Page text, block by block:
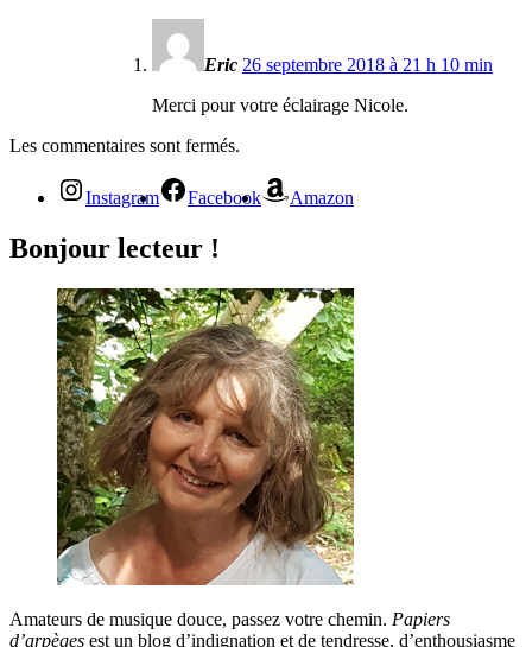
Eric 26 septembre 2018 à 21 h 10 min
Merci pour votre éclairage Nicole.
Les commentaires sont fermés.
Instagram Facebook Amazon
Bonjour lecteur !
Amateurs de musique douce, passez votre chemin. Papiers
d’arpèges est un blog d’indignation et de tendresse, d’enthousiasme